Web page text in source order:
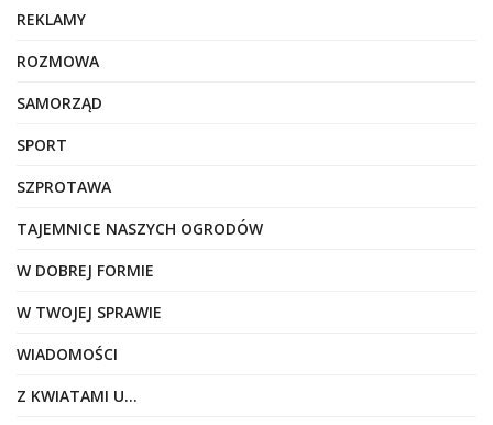
REKLAMY
ROZMOWA
SAMORZĄD
SPORT
SZPROTAWA
TAJEMNICE NASZYCH OGRODÓW
W DOBREJ FORMIE
W TWOJEJ SPRAWIE
WIADOMOŚCI
Z KWIATAMI U…